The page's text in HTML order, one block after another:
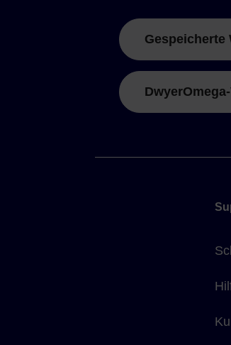
Gespeicherte